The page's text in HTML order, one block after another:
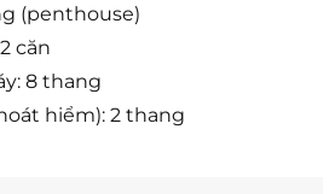
(penthouse)
căn
8 thang
hiểm): 2 thang